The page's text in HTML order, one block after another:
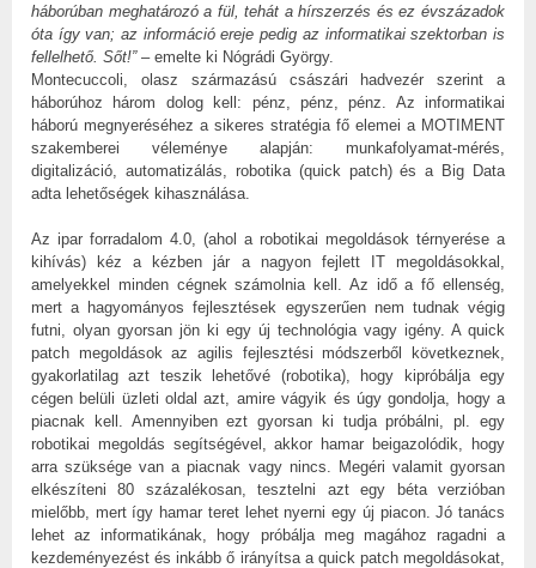
háborúban meghatározó a fül, tehát a hírszerzés és ez évszázadok
óta így van; az információ ereje pedig az informatikai szektorban is
fellelhető. Sőt!”– emelte ki Nógrádi György.
Montecuccoli, olasz származású császári hadvezér szerint a
háborúhoz három dolog kell: pénz, pénz, pénz. Az informatikai
háború megnyeréséhez a sikeres stratégia fő elemei a MOTIMENT
szakemberei véleménye alapján: munkafolyamat-mérés,
digitalizáció, automatizálás, robotika (quick patch) és a Big Data
adta lehetőségek kihasználása.
Az ipar forradalom 4.0, (ahol a robotikai megoldások térnyerése a
kihívás) kéz a kézben jár a nagyon fejlett IT megoldásokkal,
amelyekkel minden cégnek számolnia kell. Az idő a fő ellenség,
mert a hagyományos fejlesztések egyszerűen nem tudnak végig
futni, olyan gyorsan jön ki egy új technológia vagy igény. A quick
patch megoldások az agilis fejlesztési módszerből következnek,
gyakorlatilag azt teszik lehetővé (robotika), hogy kipróbálja egy
cégen belüli üzleti oldal azt, amire vágyik és úgy gondolja, hogy a
piacnak kell. Amennyiben ezt gyorsan ki tudja próbálni, pl. egy
robotikai megoldás segítségével, akkor hamar beigazolódik, hogy
arra szüksége van a piacnak vagy nincs. Megéri valamit gyorsan
elkészíteni 80 százalékosan, tesztelni azt egy béta verzióban
mielőbb, mert így hamar teret lehet nyerni egy új piacon. Jó tanács
lehet az informatikának, hogy próbálja meg magához ragadni a
kezdeményezést és inkább ő irányítsa a quick patch megoldásokat,